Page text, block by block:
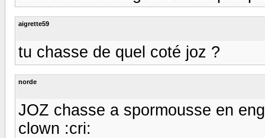
aigrette59
tu chasse de quel coté joz ?
norde
JOZ chasse a spormousse en
clown :cri: